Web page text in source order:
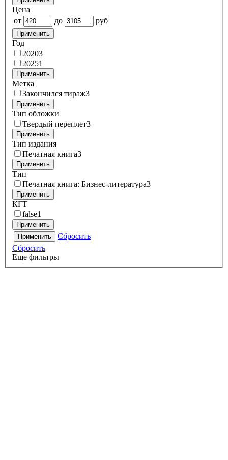
Цена
от
до руб
Применить
Год
20203
20251
Применить
Метка
Закончился тираж3
Применить
Тип обложки
Твердый переплет3
Применить
Тип издания
Печатная книга3
Применить
Тип
Печатная книга: Бизнес-литература3
Применить
КГТ
false1
Применить
Применить
Сбросить
Сбросить
Еще фильтры